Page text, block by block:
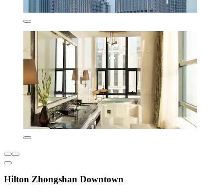
Hilton Zhongshan Downtown